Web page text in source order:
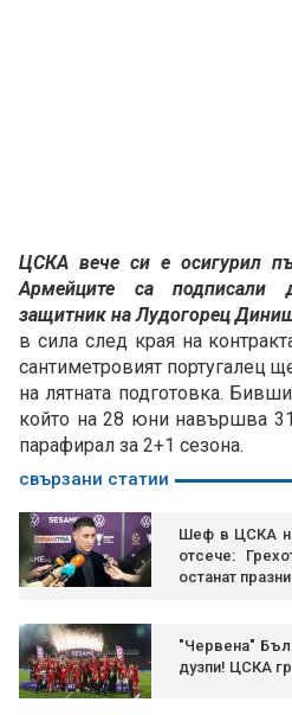
ЦСКА вече си е осигурил
Армейците са подписали
защитник на Лудогорец
в сила след края на
сантиметровият португалец
на лятната подготовка.
който на 28 юни навършва
парафирал за 2+1 сезона.
свързани статии
Шеф в ЦСКА
отсече:
останат празни
"Червена"
дузпи! ЦСКА